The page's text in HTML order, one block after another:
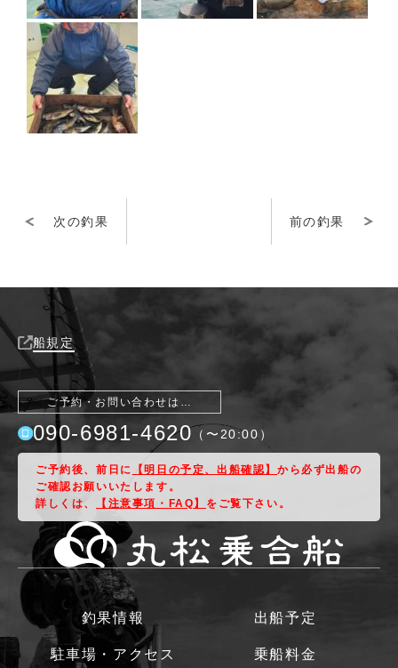
次の釣果 前の釣果
船規定
ご予約・お問い合わせは…
090-6981-4620 （〜 20:00 ）
ご予約後、前日に 【明日の予定、出船確認】から必ず出船の
ご確認お願いいたします。
詳しくは、
【注意事項・FAQ】 をご覧下さい。
釣果情報 出船予定
駐車場・アクセス 乗船料金